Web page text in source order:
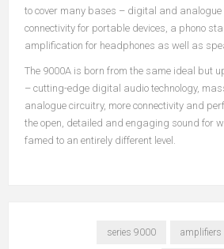
to cover many bases – digital and analogue
connectivity for portable devices, a phono
amplification for headphones as well as
The 9000A is born from the same ideal but
– cutting-edge digital audio technology,
analogue circuitry, more connectivity and
the open, detailed and engaging sound for
famed to an entirely different level.
amplifiers
9000 series